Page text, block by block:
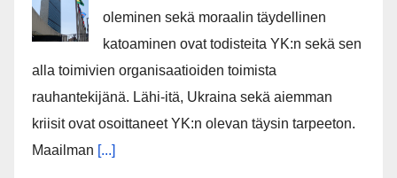
oleminen sekä moraalin täydellinen
katoaminen ovat todisteita YK:n sekä sen
alla toimivien organisaatioiden toimista
rauhantekijänä. Lähi-itä, Ukraina sekä aiemman
kriisit ovat osoittaneet YK:n olevan täysin tarpeeton.
Maailman [...]